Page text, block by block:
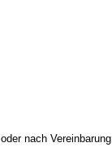
nach Vereinbarung